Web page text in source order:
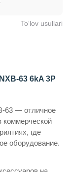
To‘lov usullari
63 6kA 3P
63 — отличное
коммерческой
где
оборудование.